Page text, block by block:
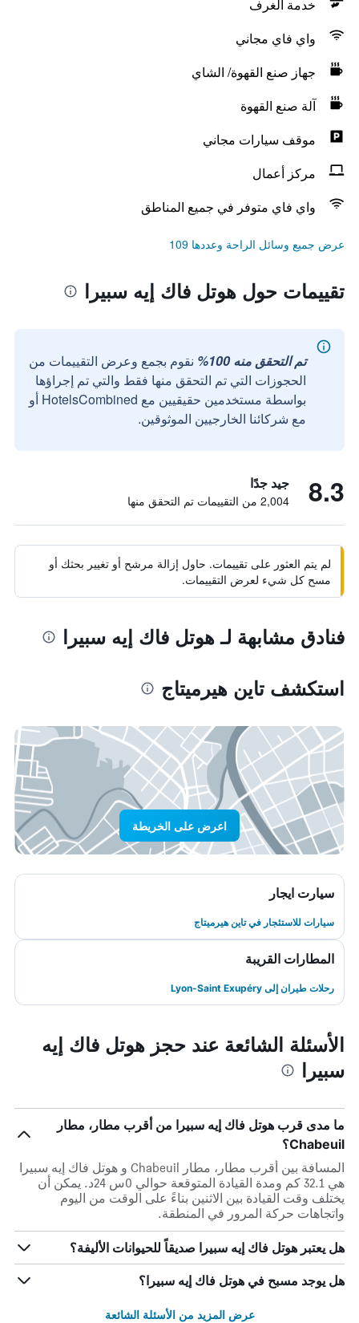
خدمة الغرف
واي فاي مجاني
جهاز صنع القهوة/ الشاي
آلة صنع القهوة
موقف سيارات مجاني
مركز أعمال
واي فاي متوفر في جميع المناطق
عرض جميع وسائل الراحة وعددها 109
تقييمات حول هوتل فاك إيه سبيرا
تم التحقق منه 100%
نقوم بجمع وعرض التقييمات من
الحجوزات التي تم التحقق منها فقط والتي تم إجراؤها
بواسطة مستخدمين حقيقيين مع HotelsCombined أو
مع شركائنا الخارجيين الموثوقين.
8.3 جيد جدًا
2,004 من التقييمات تم التحقق منها
لم يتم العثور على تقييمات. حاول إزالة مرشح أو تغيير بحثك أو
مسح كل شيء لعرض التقييمات.
فنادق مشابهة لـ هوتل فاك إيه سبيرا
استكشف تاين هيرميتاج
اعرض على الخريطة
سيارت ايجار
سيارات للاستئجار في تاين هيرميتاج
المطارات القريبة
رحلات طيران إلى Lyon-Saint Exupéry
الأسئلة الشائعة عند حجز هوتل فاك إيه
سبيرا
ما مدى قرب هوتل فاك إيه سبيرا من أقرب مطار، مطار
Chabeuil؟
المسافة بين أقرب مطار، مطار Chabeuil و هوتل فاك إيه سبيرا
هي 32.1 كم ومدة القيادة المتوقعة حوالي 0س 24د. يمكن أن
يختلف وقت القيادة بين الاثنين بناءً على الوقت من اليوم
واتجاهات حركة المرور في المنطقة.
هل يعتبر هوتل فاك إيه سبيرا صديقاً للحيوانات الأليفة؟
هل يوجد مسبح في هوتل فاك إيه سبيرا؟
عرض المزيد من الأسئلة الشائعة